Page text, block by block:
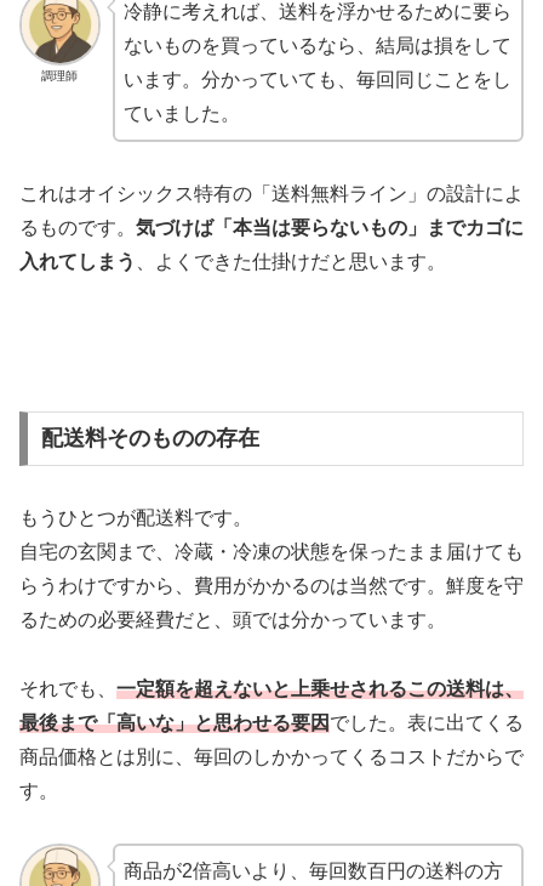
調理師
冷静に考えれば、送料を浮かせるために要ら
ないものを買っているなら、結局は損をして
います。分かっていても、毎回同じことをし
ていました。
これはオイシックス特有の「送料無料ライン」の設計によ
るものです。 気づけば「本当は要らないもの」までカゴに
入れてしまう
、よくできた仕掛けだと思います。
配送料そのものの存在
もうひとつが配送料です。
自宅の玄関まで、冷蔵・冷凍の状態を保ったまま届けても
らうわけですから、費用がかかるのは当然です。鮮度を守
るための必要経費だと、頭では分かっています。
それでも、 一定額を超えないと上乗せされるこの送料は、
最後まで「高いな」と思わせる要因でした。表に出てくる
商品価格とは別に、毎回のしかかってくるコストだからで
す。
商品が2倍高いより、毎回数百円の送料の方